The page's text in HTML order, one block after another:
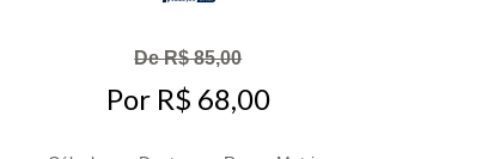
De R$ 85,00
Por R$ 68,00